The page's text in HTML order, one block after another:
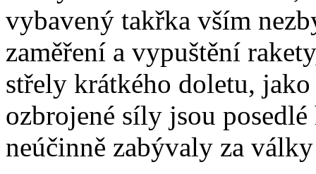
vybavený takřka vším
zaměření a vypuštění
střely krátkého doletu,
ozbrojené síly jsou
neúčinně zabývaly za